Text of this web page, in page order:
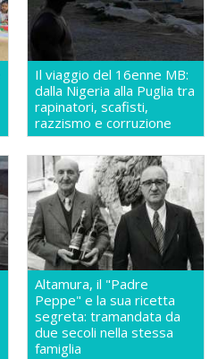
Il viaggio del 16enne MB:
dalla Nigeria alla Puglia tra
rapinatori, scafisti,
razzismo e corruzione
Altamura, il "Padre
Peppe" e la sua ricetta
segreta: tramandata da
due secoli nella stessa
famiglia